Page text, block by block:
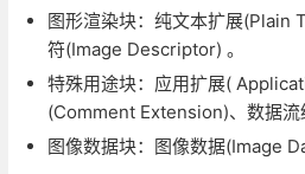
图形渲染块：纯文本扩展(Plain
符(Image Descriptor) 。
特殊用途块：应用扩展(
(Comment Extension)、数据流
图像数据块：图像数据(Image